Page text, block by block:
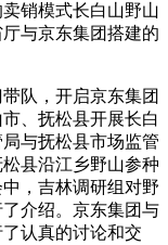
销模式长白山野山
与京东集团搭建的
队，开启京东集团
、抚松县开展长白
与抚松县市场监管
县沿江乡野山参种
，吉林调研组对野
介绍。京东集团与
认真的讨论和交